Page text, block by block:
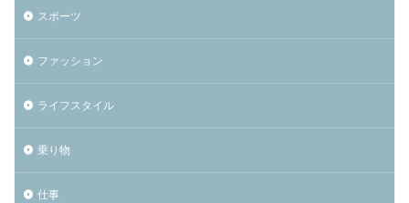
スポーツ
ファッション
ライフスタイル
乗り物
仕事